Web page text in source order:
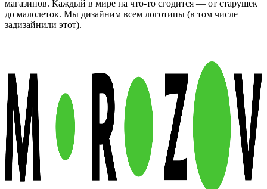
магазинов. Каждый в мире на что-то сгодится — от старушек
до малолеток. Мы дизайним всем логотипы (в том числе
задизайнили этот).